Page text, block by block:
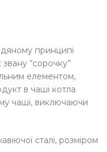
принципі
“сорочку”
елементом,
в чаші котла
чаші, виключаючи
сталі, розміром